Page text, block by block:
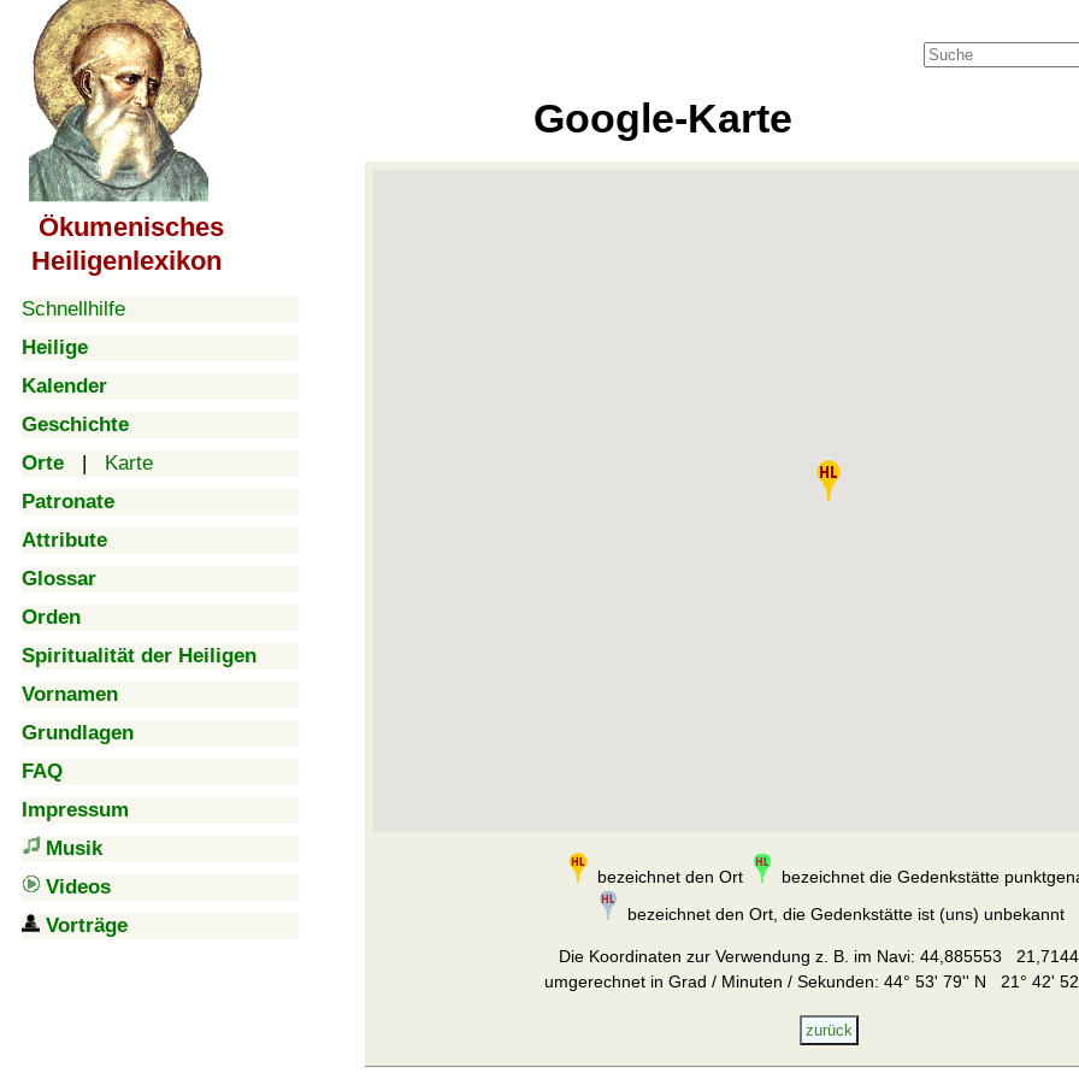
Ökumenisches
Heiligenlexikon
Schnellhilfe
Heilige
Kalender
Geschichte
Orte | Karte
Patronate
Attribute
Glossar
Orden
Spiritualität der Heiligen
Vornamen
Grundlagen
FAQ
Impressum
Musik
Videos
Vorträge
Google-Karte
bezeichnet den Ort
bezeichnet die Gedenkstätte
bezeichnet den Ort, die Gedenkstätte ist (uns) unbekannt
Die Koordinaten zur Verwendung z. B. im Navi: 44,885553
umgerechnet in Grad / Minuten / Sekunden: 44° 53' 79'' N 21° 42'